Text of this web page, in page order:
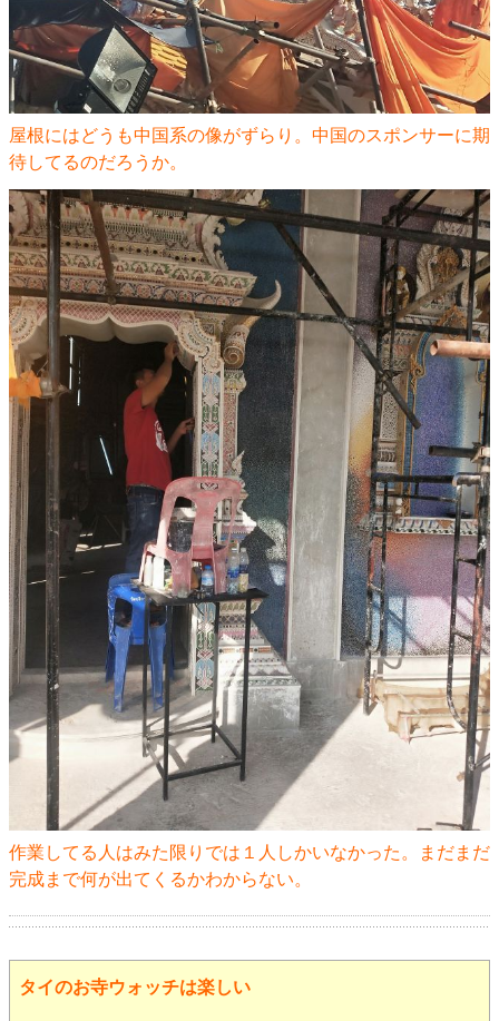
屋根にはどうも中国系の像がずらり。中国のスポンサーに期
待してるのだろうか。
作業してる人はみた限りでは１人しかいなかった。まだまだ
完成まで何が出てくるかわからない。
タイのお寺ウォッチは楽しい